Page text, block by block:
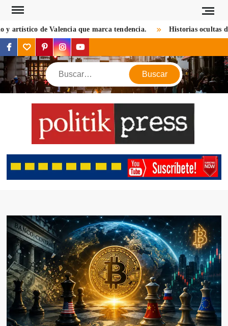
Saltar
contenido
de Valencia que marca tendencia. Historias ocultas de
facebook
twitterpinterestinstagramyoutube
Buscar
mirada